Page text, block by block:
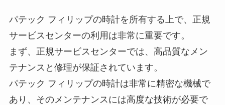
パテック フィリップの時計を所有する上で、正規
サービスセンターの利用は非常に重要です。
まず、正規サービスセンターでは、高品質なメン
テナンスと修理が保証されています。
パテック フィリップの時計は非常に精密な機械で
あり、そのメンテナンスには高度な技術が必要で